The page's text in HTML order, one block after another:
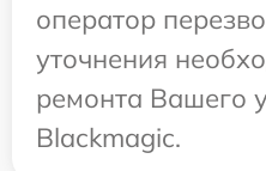
оператор
уточнения
ремонта Вашего
Blackmagic.